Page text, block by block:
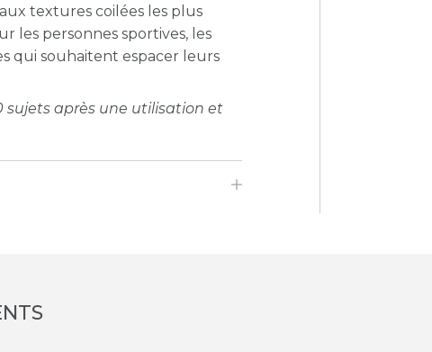
textures coilées les plus
les personnes sportives, les
qui souhaitent espacer leurs
sujets après une utilisation et